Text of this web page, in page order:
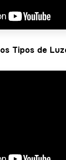
Tipos de